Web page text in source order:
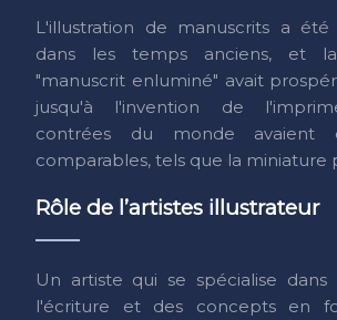
L'illustration de manuscrits a
dans les temps anciens, et
"manuscrit enluminé" avait
jusqu'à l'invention de
contrées du monde avaient
comparables, tels que la miniature
Rôle de l’artistes illustrateur
Un artiste qui se spécialise dans
l'écriture et des concepts en